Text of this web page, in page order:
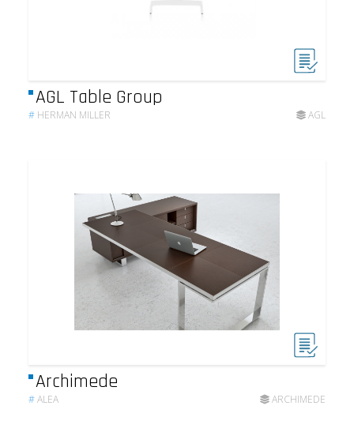
AGL Table Group
# HERMAN MILLER AGL
Archimede
#ALEA ARCHIMEDE